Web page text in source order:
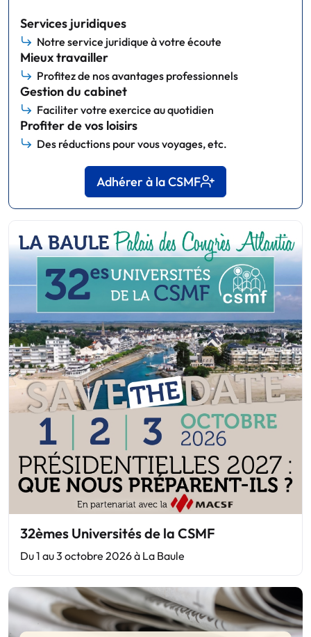
Services juridiques
Notre service juridique à votre écoute
Mieux travailler
Profitez de nos avantages professionnels
Gestion du cabinet
Faciliter votre exercice au quotidien
Profiter de vos loisirs
Des réductions pour vous voyages, etc.
Adhérer à la CSMF
32èmes Universités de la CSMF
Du 1 au 3 octobre 2026 à La Baule